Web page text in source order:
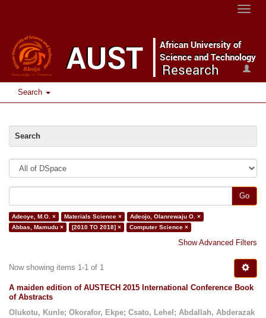
Toggle
Search
Search
Go
Adeoye, M.O. × Materials Science ×
Adeojo, Olanrewaju O. ×
Abbas, Mamudu ×
[2010 TO 2018] × Computer Science ×
Show Advanced Filters
Now showing items 1-1 of 1
A maiden edition of AUSTECH 2015 International Conference Book
of Abstracts
Olukotu, Kunle; Okorafor, Ekpe; Csato, Lehel ; Abdallah, Abderazak